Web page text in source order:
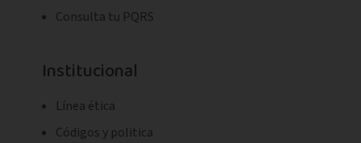
Consulta tu PQRS
Institucional
Línea ética
Códigos y politica